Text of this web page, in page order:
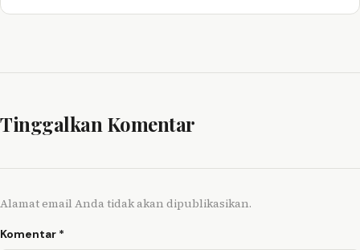
Tinggalkan Komentar
Alamat email Anda tidak akan dipublikasikan.
Komentar *